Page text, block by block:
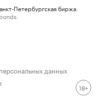
Петербургская биржа
данных
18+